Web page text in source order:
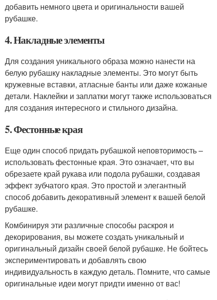
добавить немного цвета и оригинальности вашей
рубашке.
4. Накладные элементы
Для создания уникального образа можно нанести на
белую рубашку накладные элементы. Это могут быть
кружевные вставки, атласные банты или даже кожаные
детали. Наклейки и заплатки могут также использоваться
для создания интересного и стильного дизайна.
5. Фестонные края
Еще один способ придать рубашкой неповторимость –
использовать фестонные края. Это означает, что вы
обрезаете край рукава или подола рубашки, создавая
эффект зубчатого края. Это простой и элегантный
способ добавить декоративный элемент к вашей белой
рубашке.
Комбинируя эти различные способы раскроя и
декорирования, вы можете создать уникальный и
оригинальный дизайн своей белой рубашке. Не бойтесь
экспериментировать и добавлять свою
индивидуальность в каждую деталь. Помните, что самые
оригинальные идеи могут придти именно от вас!